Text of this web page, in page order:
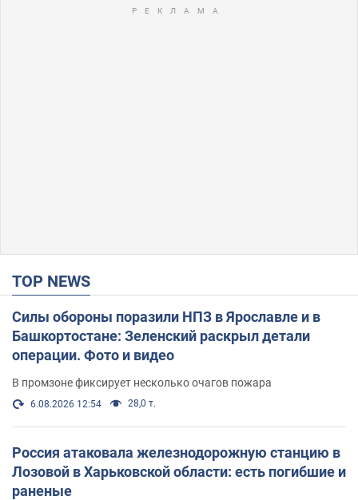
TOP NEWS
Силы обороны поразили НПЗ в Ярославле и в
Башкортостане: Зеленский раскрыл детали
операции. Фото и видео
В промзоне фиксирует несколько очагов пожара
6.08.2026 12:54 28,0 т.
Россия атаковала железнодорожную станцию в
Лозовой в Харьковской области: есть погибшие и
раненые